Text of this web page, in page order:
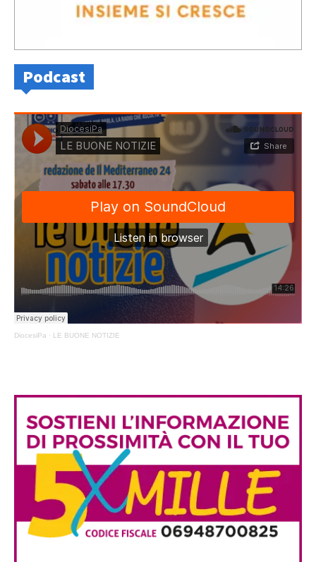
Podcast
DiocesiPa · LE BUONE NOTIZIE